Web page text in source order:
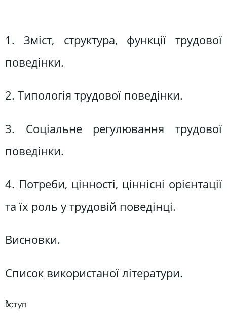
1. Зміст, структура, функції трудової
поведінки.
2. Типологія трудової поведінки.
3. Соціальне регулювання трудової
поведінки.
4. Потреби, цінності, ціннісні орієнтації
та їх роль у трудовій поведінці.
Висновки.
Список використаної літератури.
Вступ